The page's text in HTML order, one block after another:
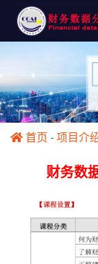
首页 - 项目介
财务数